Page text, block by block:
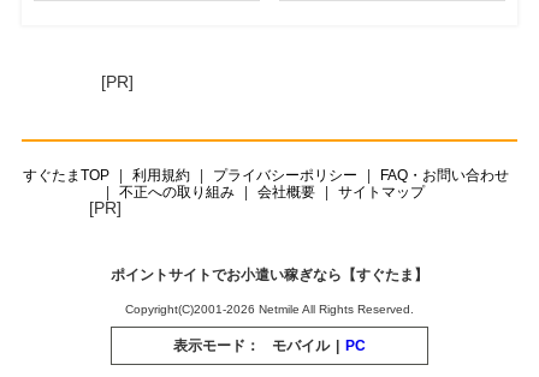
[PR]
すぐたまTOP 利用規約 プライバシーポリシー
FAQ・お問い合わせ
不正への取り組み
会社概要 サイトマップ
[PR]
ポイントサイトでお小遣い稼ぎなら【すぐたま】
Copyright(C)2001-2026 Netmile All Rights Reserved.
表示モード： モバイル | PC